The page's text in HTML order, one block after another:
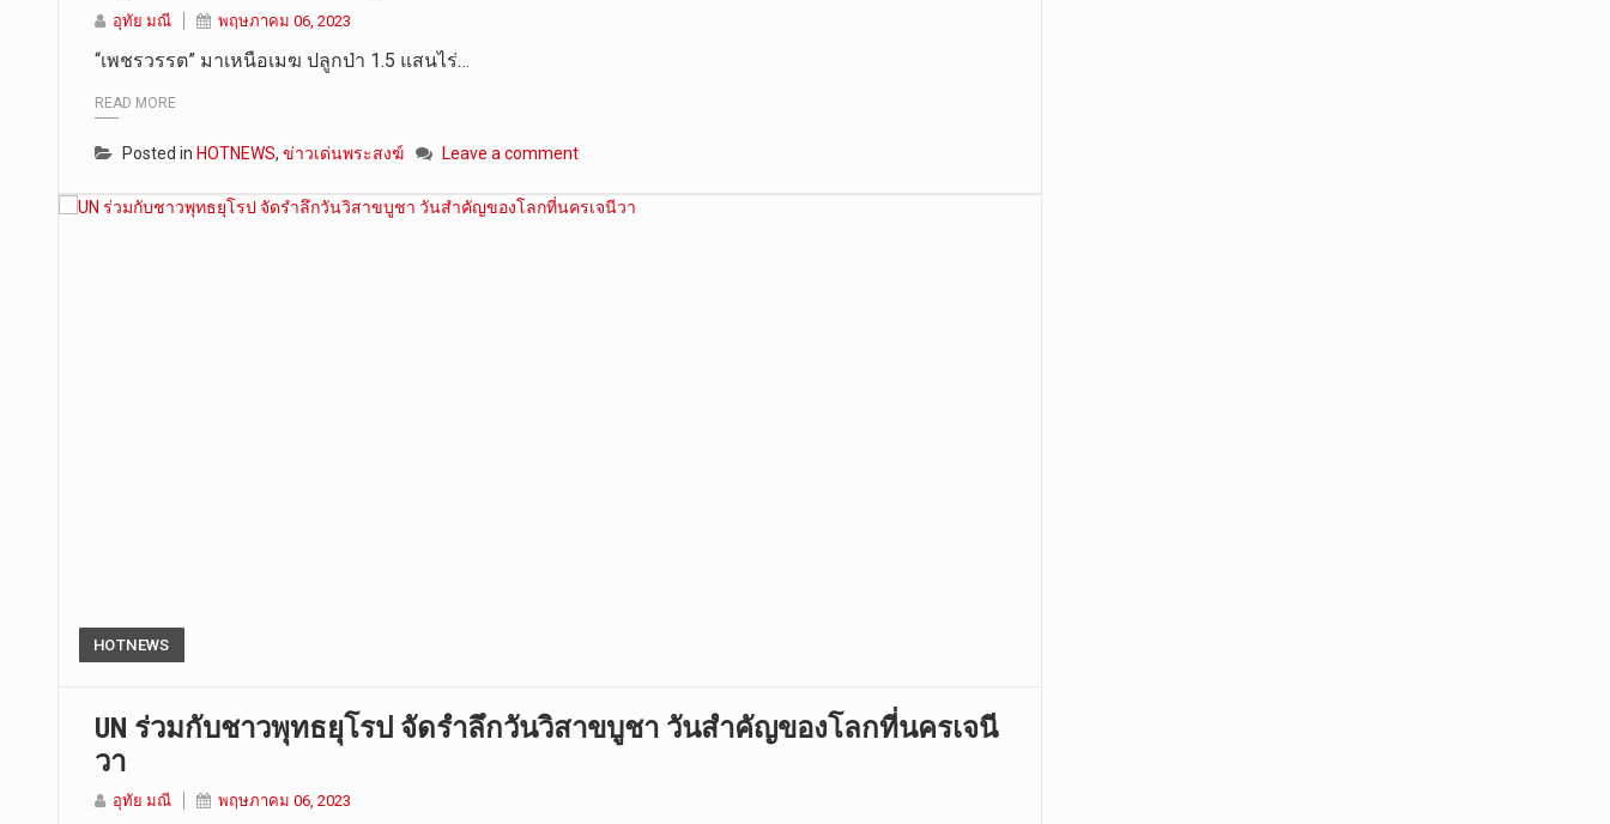
อุทัย มณี พฤษภาคม 06, 2023
“เพชรวรรต” มาเหนือเมฆ ปลูกป่า 1.5 แสนไร่…
READ MORE
Posted in HOTNEWS, ข่าวเด่นพระสงฆ์ Leave a comment
HOTNEWS
UN ร่วมกับชาวพุทธยุโรป จัดรำลึกวันวิสาขบูชา วันสำคัญของโลกที่นครเจนี
วา
อุทัย มณี พฤษภาคม 06, 2023